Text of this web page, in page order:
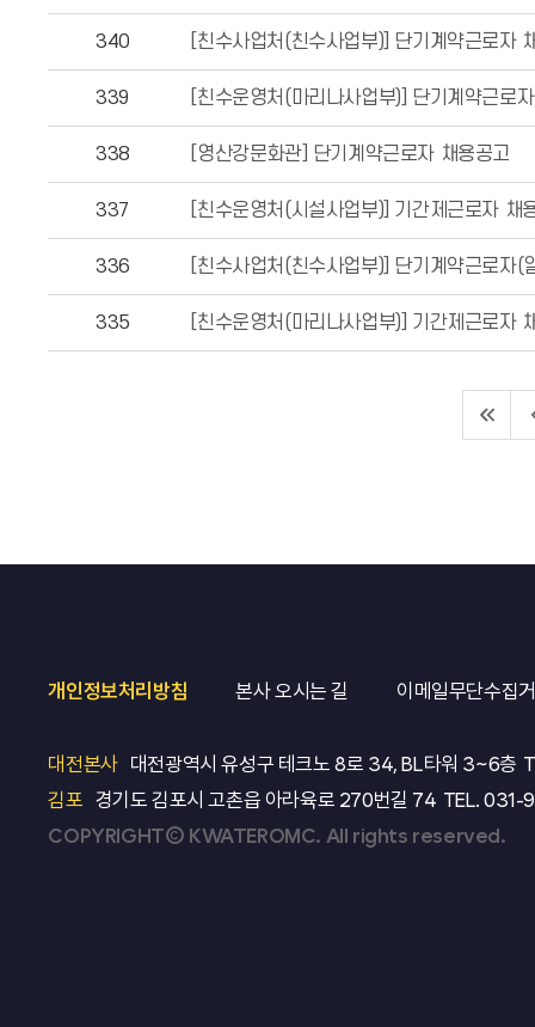
340 [친수사업처(친수사업부)] 단기계약근로자
339 [친수운영처(마리나사업부)] 단기계약근로
338 [영산강문화관] 단기계약근로자 채용공고
337 [친수운영처(시설사업부)] 기간제근로자 채
336 [친수사업처(친수사업부)] 단기계약근로자(
335 [친수운영처(마리나사업부)] 기간제근로자
개인정보처리방침 본사 오시는 길 이메일무단수집
대전본사 대전광역시 유성구 테크노 8로 34, BL타워 3~6층
김포 경기도 김포시 고촌읍 아라육로 270번길 74 TEL. 031-
COPYRIGHT© KWATEROMC. All rights reserved.